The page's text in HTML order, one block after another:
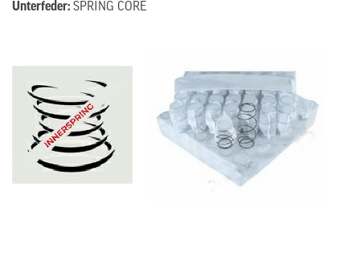
Unterfeder: SPRING CORE